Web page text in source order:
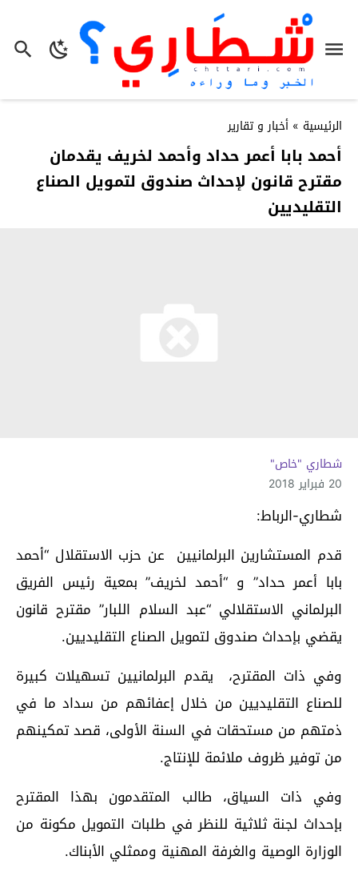
الرئيسية » أخبار و تقارير
أحمد بابا أعمر حداد وأحمد لخريف يقدمان
مقترح قانون لإحداث صندوق لتمويل الصناع
التقليديين
شطاري "خاص"
20 فبراير 2018
شطاري-الرباط:
قدم المستشارين البرلمانيين عن حزب الاستقلال “أحمد
بابا أعمر حداد” و “أحمد لخريف” بمعية رئيس الفريق
البرلماني الاستقلالي “عبد السلام اللبار” مقترح قانون
يقضي بإحداث صندوق لتمويل الصناع التقليديين.
وفي ذات المقترح، يقدم البرلمانيين تسهيلات كبيرة
للصناع التقليديين من خلال إعفائهم من سداد ما في
ذمتهم من مستحقات في السنة الأولى، قصد تمكينهم
من توفير ظروف ملائمة للإنتاج.
وفي ذات السياق، طالب المتقدمون بهذا المقترح
بإحداث لجنة ثلاثية للنظر في طلبات التمويل مكونة من
الوزارة الوصية والغرفة المهنية وممثلي الأبناك.